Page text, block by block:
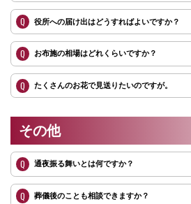
Q 役所への届け出はどうすればよいですか？
Q お布施の相場はどれくらいですか？
Q たくさんのお花で見送りたいのですが。
その他
Q 通夜振る舞いとは何ですか？
Q 葬儀後のことも相談できますか？